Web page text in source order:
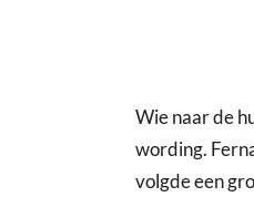
Wie naar de
wording.
volgde een